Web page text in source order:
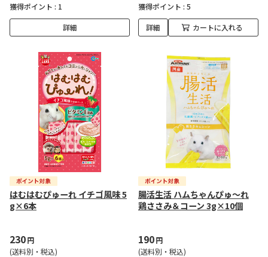
獲得ポイント : 1
詳細
獲得ポイント : 5
詳細 カートに入れる
はむはむぴゅーれ イチゴ風味 5
g×6本
230円
(送料別・税込)
腸活生活 ハムちゃんぴゅ～れ
鶏ささみ＆コーン 3g×10個
190円
(送料別・税込)